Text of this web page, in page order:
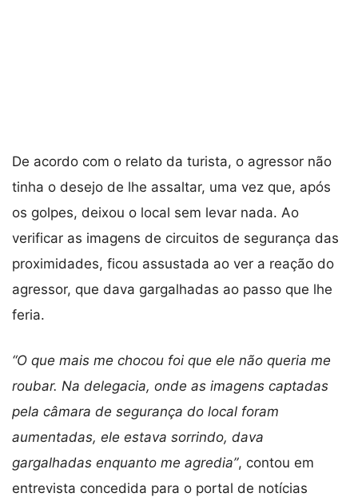
De acordo com o relato da turista, o agressor não
tinha o desejo de lhe assaltar, uma vez que, após
os golpes, deixou o local sem levar nada. Ao
verificar as imagens de circuitos de segurança das
proximidades, ficou assustada ao ver a reação do
agressor, que dava gargalhadas ao passo que lhe
feria.
“O que mais me chocou foi que ele não queria me
roubar. Na delegacia, onde as imagens captadas
pela câmara de segurança do local foram
aumentadas, ele estava sorrindo, dava
gargalhadas enquanto me agredia”, contou em
entrevista concedida para o portal de notícias